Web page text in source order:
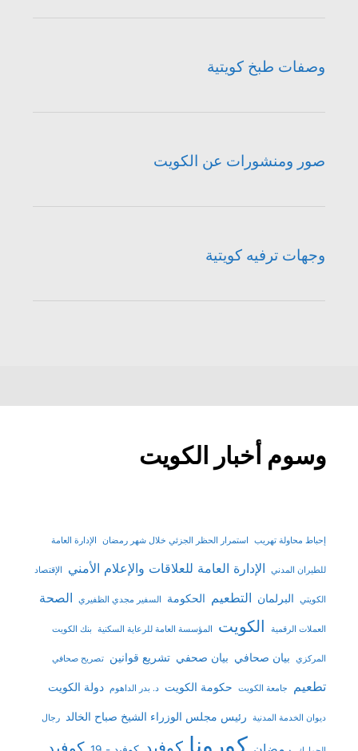
وصفات طبخ كويتية
صور ومنشورات عن الكويت
وجهات ترفيه كويتية
وسوم أخبار الكويت
إحباط محاولة تهريب استمرار الحظر الجزئي خلال شهر رمضان الإدارة العامة
للطيران المدني الإدارة العامة للعلاقات والإعلام الأمني الإقتصاد
الكويتي البرلمان التطعيم الحكومة السفير مجدي الظفيري الصحة
العملات الرقمية الكويت المؤسسة العامة للرعاية السكنية بنك الكويت
المركزي بيان صحافي بيان صحفي تشريع قوانين تصريح صحافي
تطعيم جامعة الكويت حكومة الكويت د. بدر الداهوم دولة الكويت
ديوان الخدمة المدنية رئيس مجلس الوزراء الشيخ صباح الخالد رجال
كورونا